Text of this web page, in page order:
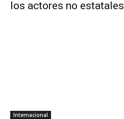
los actores no estatales
Internacional